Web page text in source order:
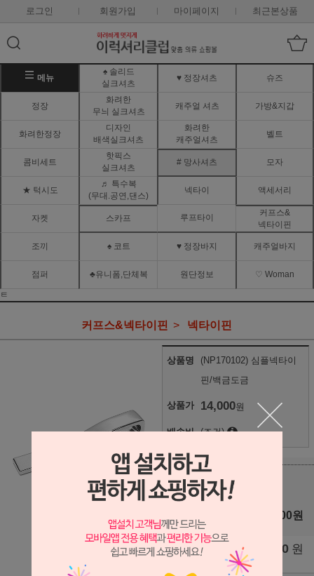
로그인 회원가입 마이페이지 최근본상품
메뉴
♠ 솔리드
실크셔츠
♥ 정장셔츠 슈즈
정장
화려한
무늬 실크셔츠
캐주얼 셔츠 가방&지갑
화려한정장
디자인
배색실크셔츠
화려한
캐주얼셔츠
벨트
콤비세트
핫픽스
실크셔츠
# 망사셔츠 모자
★ 턱시도
♬ 특수복
(무대.공연,댄스)
넥타이 액세서리
자켓 스카프 루프타이
커프스&
넥타이핀
조끼 ♠ 코트 ♥ 정장바지 캐주얼바지
점퍼 ♣유니폼,단체복 원단정보 ♡ Woman
ㅌ
커프스&넥타이핀 넥타이핀
상품명
(NP170102) 심플넥타이
핀/백금도금
상품가 14,000원
배송비 (조건)
(NP170102) 심플넥타이핀/백
금도금
14,000원
총 상품 금액 14,000 원